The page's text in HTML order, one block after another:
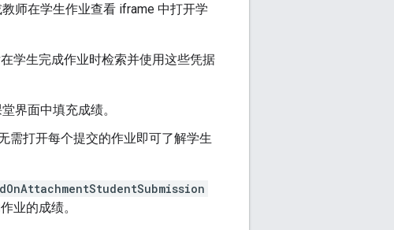
师在学生作业查看 iframe 中打开学
学生完成作业时检索并使用这些凭据
界面中填充成绩。
需打开每个提交的作业即可了解学生
业的成绩。